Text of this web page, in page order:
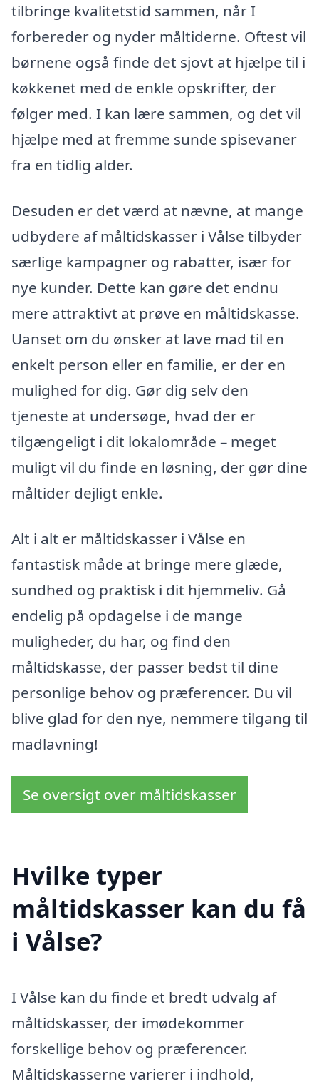
tilbringe kvalitetstid sammen, når I
forbereder og nyder måltiderne. Oftest vil
børnene også finde det sjovt at hjælpe til i
køkkenet med de enkle opskrifter, der
følger med. I kan lære sammen, og det vil
hjælpe med at fremme sunde spisevaner
fra en tidlig alder.
Desuden er det værd at nævne, at mange
udbydere af måltidskasser i Vålse tilbyder
særlige kampagner og rabatter, især for
nye kunder. Dette kan gøre det endnu
mere attraktivt at prøve en måltidskasse.
Uanset om du ønsker at lave mad til en
enkelt person eller en familie, er der en
mulighed for dig. Gør dig selv den
tjeneste at undersøge, hvad der er
tilgængeligt i dit lokalområde – meget
muligt vil du finde en løsning, der gør dine
måltider dejligt enkle.
Alt i alt er måltidskasser i Vålse en
fantastisk måde at bringe mere glæde,
sundhed og praktisk i dit hjemmeliv. Gå
endelig på opdagelse i de mange
muligheder, du har, og find den
måltidskasse, der passer bedst til dine
personlige behov og præferencer. Du vil
blive glad for den nye, nemmere tilgang til
madlavning!
Se oversigt over måltidskasser
Hvilke typer
måltidskasser kan du få
i Vålse?
I Vålse kan du finde et bredt udvalg af
måltidskasser, der imødekommer
forskellige behov og præferencer.
Måltidskasserne varierer i indhold,